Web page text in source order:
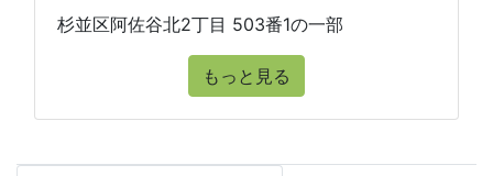
杉並区阿佐谷北2丁目 503番1の一部
もっと見る